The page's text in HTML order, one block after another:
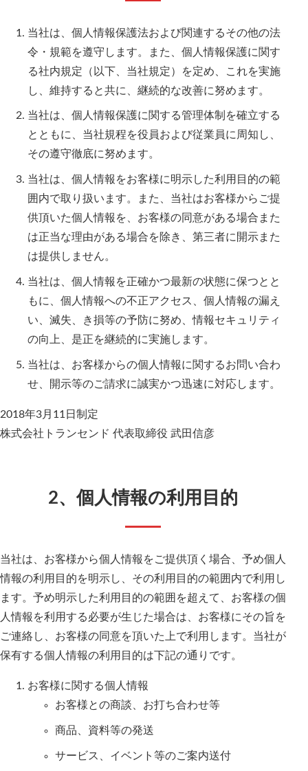
当社は、個人情報保護法および関連するその他の法
令・規範を遵守します。また、個人情報保護に関す
る社内規定（以下、当社規定）を定め、これを実施
し、維持すると共に、継続的な改善に努めます。
当社は、個人情報保護に関する管理体制を確立する
とともに、当社規程を役員および従業員に周知し、
その遵守徹底に努めます。
当社は、個人情報をお客様に明示した利用目的の範
囲内で取り扱います。また、当社はお客様からご提
供頂いた個人情報を、お客様の同意がある場合また
は正当な理由がある場合を除き、第三者に開示また
は提供しません。
当社は、個人情報を正確かつ最新の状態に保つとと
もに、個人情報への不正アクセス、個人情報の漏え
い、滅失、き損等の予防に努め、情報セキュリティ
の向上、是正を継続的に実施します。
当社は、お客様からの個人情報に関するお問い合わ
せ、開示等のご請求に誠実かつ迅速に対応します。
2018年3月11日制定
株式会社トランセンド 代表取締役 武田信彦
2、個人情報の利用目的
当社は、お客様から個人情報をご提供頂く場合、予め個人
情報の利用目的を明示し、その利用目的の範囲内で利用し
ます。予め明示した利用目的の範囲を超えて、お客様の個
人情報を利用する必要が生じた場合は、お客様にその旨を
ご連絡し、お客様の同意を頂いた上で利用します。当社が
保有する個人情報の利用目的は下記の通りです。
お客様に関する個人情報
お客様との商談、お打ち合わせ等
商品、資料等の発送
サービス、イベント等のご案内送付